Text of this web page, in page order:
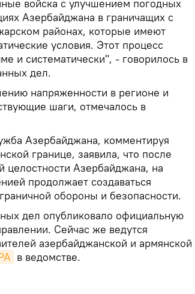
войска с улучшением погодных
Азербайджана в граничащих с
районах, которые имеют
условия. Этот процесс
и систематически", - говорилось в
дел.
напряженности в регионе и
шаги, отмечалось в
Азербайджана, комментируя
границе, заявила, что после
целостности Азербайджана, на
продолжает создаваться
обороны и безопасности.
дел опубликовало официальную
Сейчас же ведутся
азербайджанской и армянской
в ведомстве.